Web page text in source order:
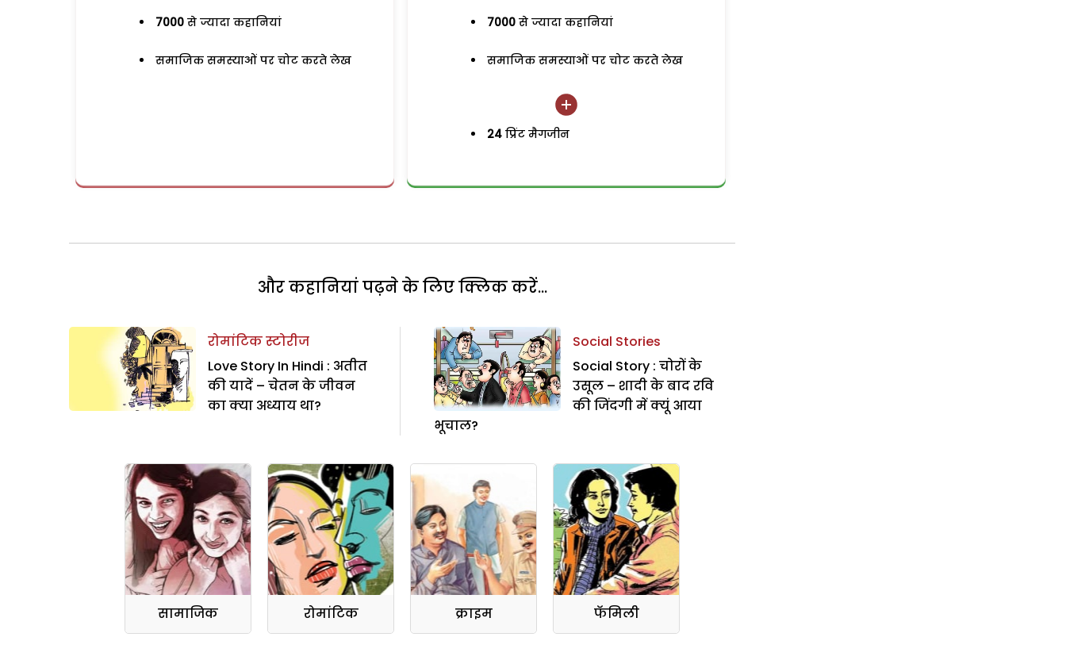
7000 से ज्यादा कहानियां
समाजिक समस्याओं पर चोट करते लेख
7000 से ज्यादा कहानियां
समाजिक समस्याओं पर चोट करते लेख
24 प्रिंट मैगजीन
और कहानियां पढ़ने के लिए क्लिक करें...
रोमांटिक स्टोरीज
Love Story In Hindi : अतीत
की यादें – चेतन के जीवन
का क्या अध्याय था?
Social Stories
Social Story : चोरों के
उसूल – शादी के बाद रवि
की जिंदगी में क्यूं आया
भूचाल?
सामाजिक रोमांटिक क्राइम फॅमिली